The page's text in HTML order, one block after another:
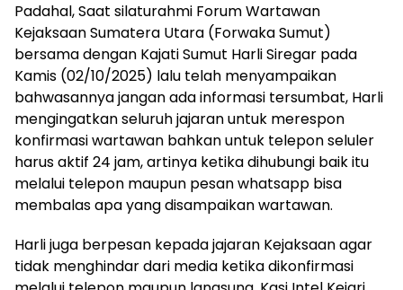
Padahal, Saat silaturahmi Forum Wartawan
Kejaksaan Sumatera Utara (Forwaka Sumut)
bersama dengan Kajati Sumut Harli Siregar pada
Kamis (02/10/2025) lalu telah menyampaikan
bahwasannya jangan ada informasi tersumbat, Harli
mengingatkan seluruh jajaran untuk merespon
konfirmasi wartawan bahkan untuk telepon seluler
harus aktif 24 jam, artinya ketika dihubungi baik itu
melalui telepon maupun pesan whatsapp bisa
membalas apa yang disampaikan wartawan.
Harli juga berpesan kepada jajaran Kejaksaan agar
tidak menghindar dari media ketika dikonfirmasi